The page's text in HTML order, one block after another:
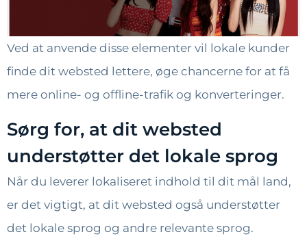
Ved at anvende disse elementer vil lokale kunder
finde dit websted lettere, øge chancerne for at få
mere online- og offline-trafik og konverteringer.
Sørg for, at dit websted
understøtter det lokale sprog
Når du leverer lokaliseret indhold til dit mål land,
er det vigtigt, at dit websted også understøtter
det lokale sprog og andre relevante sprog.